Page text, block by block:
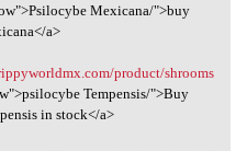
Mexicana/">buy
a>
product/shrooms
Tempensis/">Buy
in stock</a>